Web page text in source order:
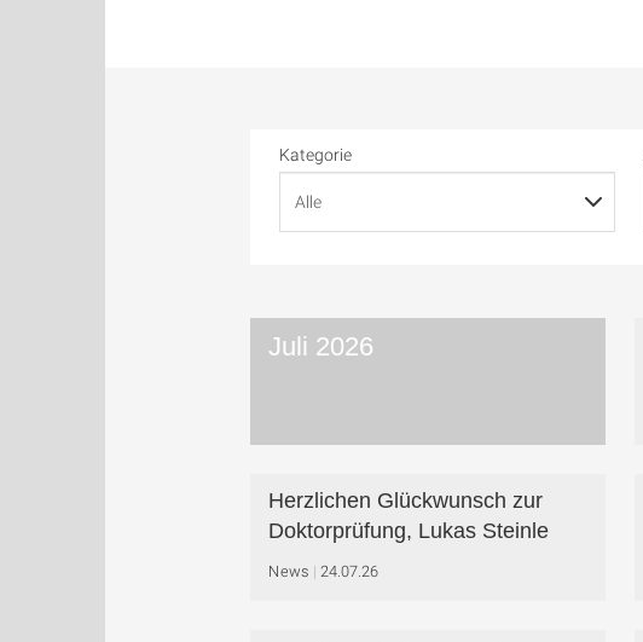
Kategorie
Juli 2026
Herzlichen Glückwunsch zur
Doktorprüfung, Lukas Steinle
News 24.07.26